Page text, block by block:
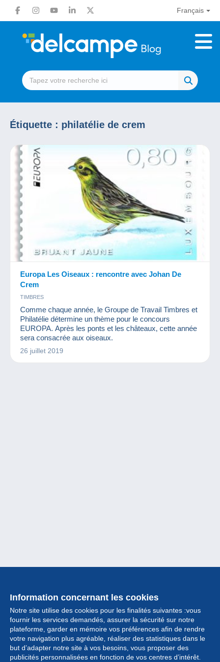
Français
Étiquette : philatélie de crem
Europa Les Oiseaux : rencontre avec Johan De
Crem
TIMBRES
Comme chaque année, le Groupe de Travail Timbres et
Philatélie détermine un thème pour le concours
EUROPA. Après les ponts et les châteaux, cette année
sera consacrée aux oiseaux.
26 juillet 2019
Information concernant les cookies
Notre site utilise des cookies pour les finalités suivantes :vous
fournir les services demandés, assurer la sécurité sur notre
plateforme, garder en mémoire vos préférences afin de rendre
votre navigation plus agréable, réaliser des statistiques dans le
but d’adapter notre site à vos besoins, vous proposer des
publicités personnalisées en fonction de vos centres d’intérêt.
Collection